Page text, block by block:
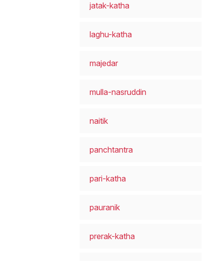
jatak-katha
laghu-katha
majedar
mulla-nasruddin
naitik
panchtantra
pari-katha
pauranik
prerak-katha